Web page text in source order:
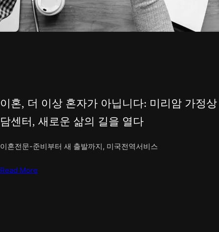
이혼, 더 이상 혼자가 아닙니다: 미리암 가정상
담센터, 새로운 삶의 길을 열다
이혼전문-준비부터 새 출발까지, 미국전역서비스
Read More